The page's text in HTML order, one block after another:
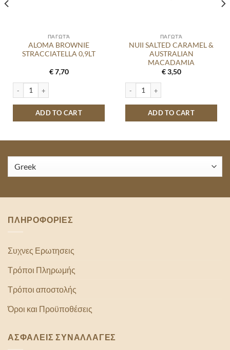
ΠΑΓΩΤΆ
ALOMA BROWNIE
STRACCIATELLA 0,9LT
€7,70
ALOMA BROWNIE STRACCIATELLA 0,9LT quantity
ADD TO CART
ΠΑΓΩΤΆ
NUII SALTED CARAMEL &
AUSTRALIAN
MACADAMIA
€3,50
NUII SALTED CARAMEL &
ADD TO CART
ΠΛΗΡΟΦΟΡΙΕΣ
Συχνες Ερωτησεις
Τρόποι Πληρωμής
Τρόποι αποστολής
Όροι και Προϋποθέσεις
ΑΣΦΑΛΕΙΣ ΣΥΝΑΛΛΑΓΕΣ